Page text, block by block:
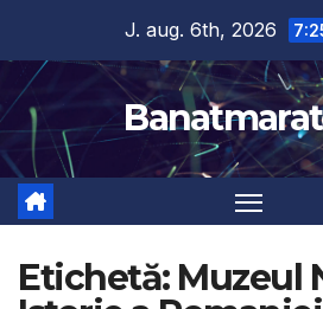
content
J. aug. 6th, 2026
Etichetă: Muzeul